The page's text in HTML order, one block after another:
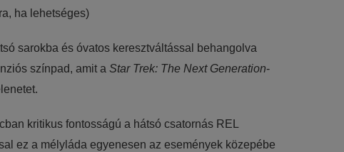
ha lehetséges)
sarokba és óvatos keresztváltással behangolva
színpad, amit a Star Trek: The Next Generation-
kritikus fontosságú a hátsó csatornás REL
ez a mélyláda egyenesen az események közepébe